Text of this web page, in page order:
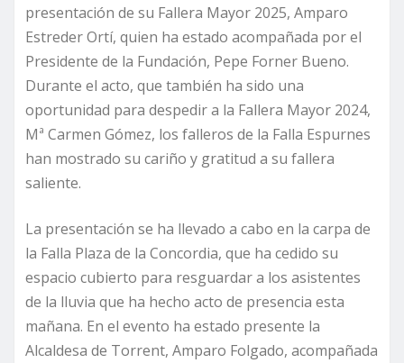
presentación de su Fallera Mayor 2025, Amparo
Estreder Ortí, quien ha estado acompañada por el
Presidente de la Fundación, Pepe Forner Bueno.
Durante el acto, que también ha sido una
oportunidad para despedir a la Fallera Mayor 2024,
Mª Carmen Gómez, los falleros de la Falla Espurnes
han mostrado su cariño y gratitud a su fallera
saliente.
La presentación se ha llevado a cabo en la carpa de
la Falla Plaza de la Concordia, que ha cedido su
espacio cubierto para resguardar a los asistentes
de la lluvia que ha hecho acto de presencia esta
mañana. En el evento ha estado presente la
Alcaldesa de Torrent, Amparo Folgado, acompañada